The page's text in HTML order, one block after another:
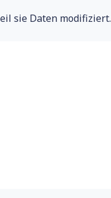
sie Daten modifiziert.